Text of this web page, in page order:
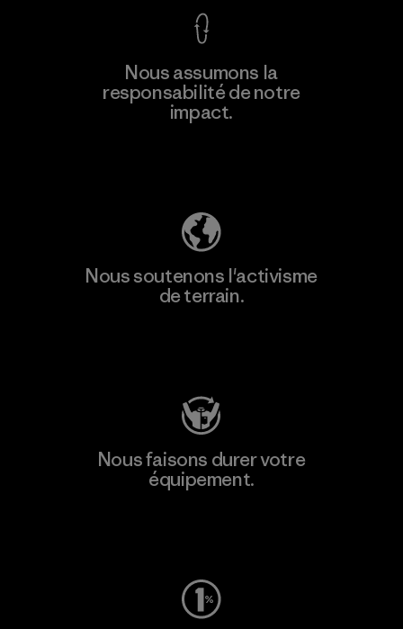
Nous assumons la
responsabilité de notre
impact.
Nous soutenons l'activisme
de terrain.
Nous faisons durer votre
équipement.